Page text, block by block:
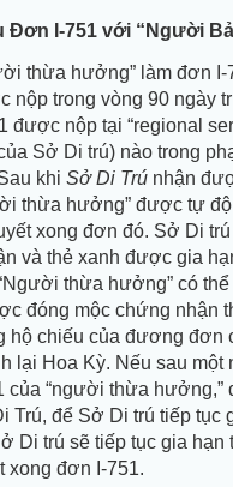
Đơn I-751 với “Người
thừa hưởng” làm đơn
nộp trong vòng 90 ngày
được nộp tại “regional
Sở Di trú) nào trong
khi Sở Di Trú nhận
thừa hưởng” được tự
xong đơn đó. Sở Di
và thẻ xanh được gia
thừa hưởng” có
đóng mộc chứng nhận
hộ chiếu của đương đơn
lại Hoa Kỳ. Nếu sau
của “người thừa
Trú, để Sở Di trú tiếp tục
Di trú sẽ tiếp tục gia
xong đơn I-751.